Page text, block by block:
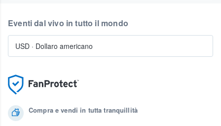
Compra e vendi in tutta tranquillità
Eventi dal vivo in tutto il mondo
USD · Dollaro americano